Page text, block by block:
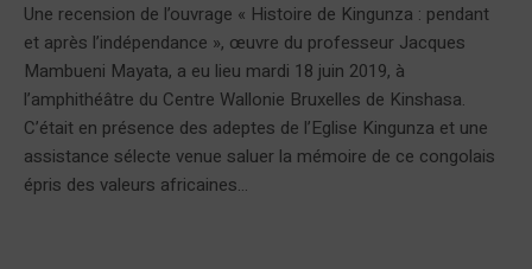
Une recension de l’ouvrage « Histoire de Kingunza : pendant
et après l’indépendance », œuvre du professeur Jacques
Mambueni Mayata, a eu lieu mardi 18 juin 2019, à
l’amphithéâtre du Centre Wallonie Bruxelles de Kinshasa.
C’était en présence des adeptes de l’Eglise Kingunza et une
assistance sélecte venue saluer la mémoire de ce congolais
épris des valeurs africaines...